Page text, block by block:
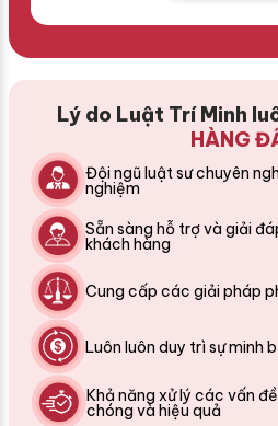
Lý do Luật Trí Minh
HÀNG
Đội ngũ luật sư chuyên
nghiệm
Sẵn sàng hỗ trợ và giải
khách hàng
Cung cấp các giải pháp
Luôn luôn duy trì sự minh
Khả năng xử lý các vấn
chóng và hiệu quả